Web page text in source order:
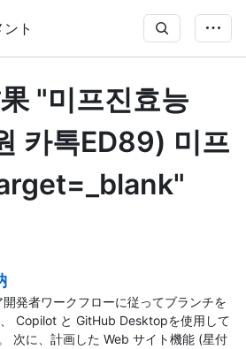
ト
"미프진효능
카톡ED89) 미프
発者ワークフローに従ってブランチを
Copilot と GitHub Desktopを使用して
次に、計画した Web サイト機能 (星付